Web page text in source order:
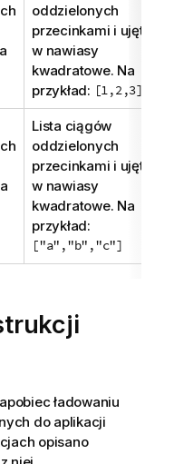
oddzielonych
przecinkami i ujętych
w nawiasy
kwadratowe. Na
przykład: [1,2,3]
Lista ciągów
oddzielonych
przecinkami i ujętych
w nawiasy
kwadratowe. Na
przykład:
["a","b","c"]
ładowaniu
do aplikacji
opisano